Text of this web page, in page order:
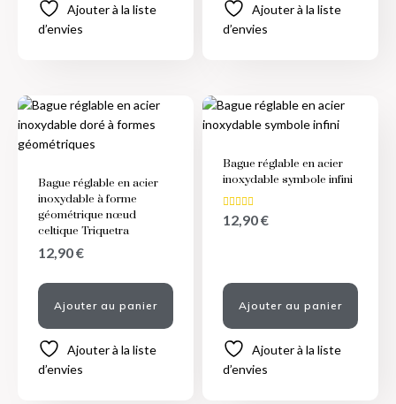
Ajouter à la liste
d’envies
Ajouter à la liste
d’envies
Bague réglable en acier
inoxydable à forme
géométrique nœud
celtique Triquetra
12,90€
Ajouter au panier
Ajouter à la liste
d’envies
Bague réglable en acier
inoxydable symbole infini
Note
4.50
12,90€
Ajouter au panier
Ajouter à la liste
d’envies